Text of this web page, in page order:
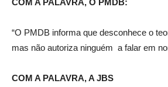
COM A PALAVRA, O PMDB:
“O PMDB informa que desconhece o
mas não autoriza ninguém a falar em
COM A PALAVRA, A JBS